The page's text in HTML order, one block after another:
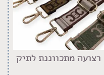
רצועה מתכווננת לתיק